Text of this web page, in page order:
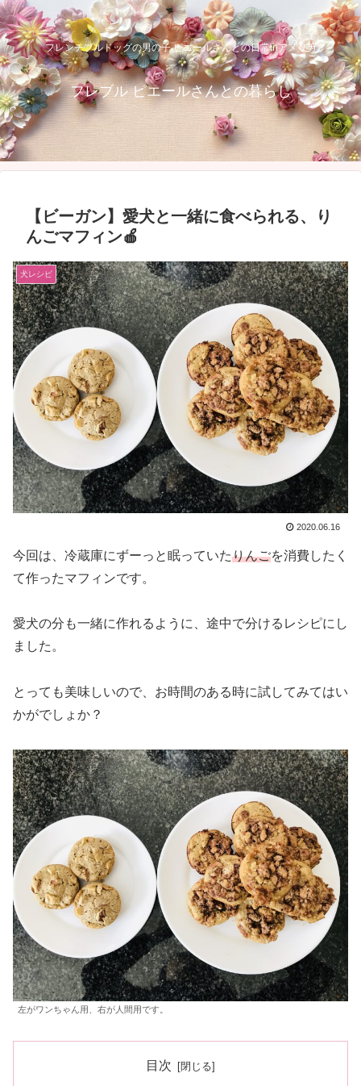
フレンチブルドッグの男の子 ピエールさんとの日常inアメリカ
フレブル ピエールさんとの暮らし
【ビーガン】愛犬と一緒に食べられる、り
んごマフィン🍎
犬レシピ
2020.06.16
今回は、冷蔵庫にずーっと眠っていたりんごを消費したく
て作ったマフィンです。
愛犬の分も一緒に作れるように、途中で分けるレシピにし
ました。
とっても美味しいので、お時間のある時に試してみてはい
かがでしょか？
左がワンちゃん用、右が人間用です。
目次